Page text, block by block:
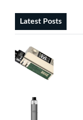
Latest Posts